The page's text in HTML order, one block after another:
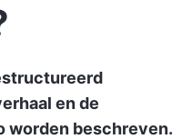
en de
worden beschreven.